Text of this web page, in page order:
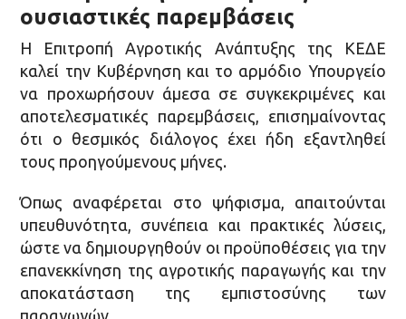
ουσιαστικές παρεμβάσεις
Η Επιτροπή Αγροτικής Ανάπτυξης της ΚΕΔΕ
καλεί την Κυβέρνηση και το αρμόδιο Υπουργείο
να προχωρήσουν άμεσα σε συγκεκριμένες και
αποτελεσματικές παρεμβάσεις, επισημαίνοντας
ότι ο θεσμικός διάλογος έχει ήδη εξαντληθεί
τους προηγούμενους μήνες.
Όπως αναφέρεται στο ψήφισμα, απαιτούνται
υπευθυνότητα, συνέπεια και πρακτικές λύσεις,
ώστε να δημιουργηθούν οι προϋποθέσεις για την
επανεκκίνηση της αγροτικής παραγωγής και την
αποκατάσταση της εμπιστοσύνης των